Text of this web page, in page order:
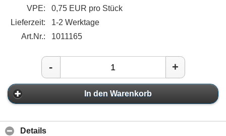
VPE:
0,75 EUR pro Stück
Lieferzeit:
1-2 Werktage
Art.Nr.:
1011165
- +
In den Warenkorb
Details